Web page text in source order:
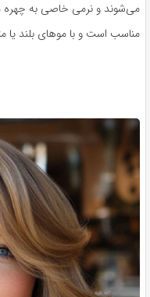
می‌شوند و نرمی خاصی به چهره
مناسب است و با موهای بلند یا